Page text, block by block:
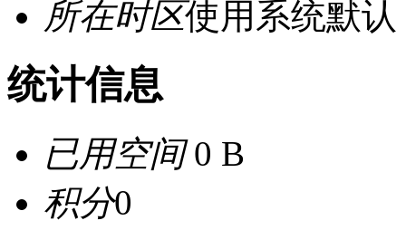
所在时区使用系统默认
统计信息
已用空间0 B
积分0